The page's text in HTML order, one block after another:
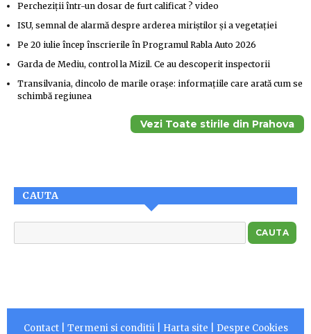
Percheziţii într-un dosar de furt calificat ? video
ISU, semnal de alarmă despre arderea miriştilor şi a vegetaţiei
Pe 20 iulie încep înscrierile în Programul Rabla Auto 2026
Garda de Mediu, control la Mizil. Ce au descoperit inspectorii
Transilvania, dincolo de marile orașe: informațiile care arată cum se
schimbă regiunea
Vezi Toate stirile din Prahova
CAUTA
Contact| Termeni si conditii| Harta site Despre Cookies